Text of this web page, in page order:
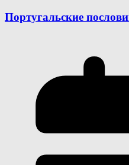
Португальские